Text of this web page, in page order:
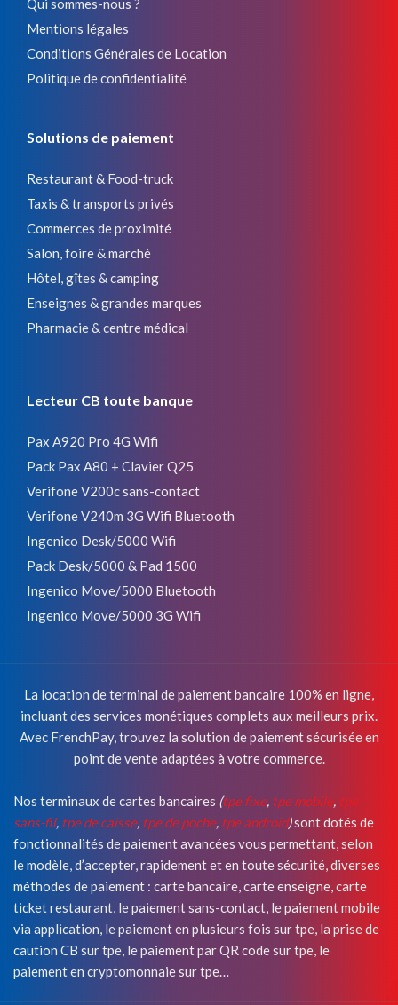
Qui sommes-nous ?
Mentions légales
Conditions Générales de Location
Politique de confidentialité
Solutions de paiement
Restaurant & Food-truck
Taxis & transports privés
Commerces de proximité
Salon, foire & marché
Hôtel, gîtes & camping
Enseignes & grandes marques
Pharmacie & centre médical
Lecteur CB toute banque
Pax A920 Pro 4G Wifi
Pack Pax A80 + Clavier Q25
Verifone V200c sans-contact
Verifone V240m 3G Wifi Bluetooth
Ingenico Desk/5000 Wifi
Pack Desk/5000 & Pad 1500
Ingenico Move/5000 Bluetooth
Ingenico Move/5000 3G Wifi
La location de terminal de paiement bancaire 100% en ligne,
incluant des services monétiques complets aux meilleurs prix.
Avec FrenchPay, trouvez la solution de paiement sécurisée en
point de vente adaptées à votre commerce.
Nos terminaux de cartes bancaires (tpe fixe, tpe mobile, tpe
sans-fil, tpe de caisse, tpe de poche, tpe android)sont dotés de
fonctionnalités de paiement avancées vous permettant, selon
le modèle, d’accepter, rapidement et en toute sécurité, diverses
méthodes de paiement : carte bancaire, carte enseigne, carte
ticket restaurant, le paiement sans-contact, le paiement mobile
via application, le paiement en plusieurs fois sur tpe, la prise de
caution CB sur tpe, le paiement par QR code sur tpe, le
paiement en cryptomonnaie sur tpe…